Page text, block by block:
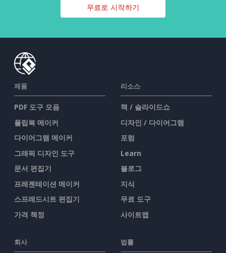
무료로 시작하기
제품
PDF 도구 모음
플립북 메이커
다이어그램 메이커
그래픽 디자인 도구
문서 편집기
프레젠테이션 메이커
스프레드시트 편집기
가격 책정
리소스
책 / 슬라이드쇼
디자인 / 다이어그램
포럼
Learn
블로그
지식
무료 도구
사이트맵
회사 법률